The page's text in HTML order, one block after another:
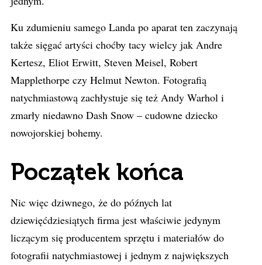
Ku zdumieniu samego Landa po aparat ten zaczynają
także sięgać artyści choćby tacy wielcy jak Andre
Kertesz, Eliot Erwitt, Steven Meisel, Robert
Mapplethorpe czy Helmut Newton. Fotografią
natychmiastową zachłystuje się też Andy Warhol i
zmarły niedawno Dash Snow – cudowne dziecko
nowojorskiej bohemy.
Początek końca
Nic więc dziwnego, że do późnych lat
dziewięćdziesiątych firma jest właściwie jedynym
liczącym się producentem sprzętu i materiałów do
fotografii natychmiastowej i jednym z największych